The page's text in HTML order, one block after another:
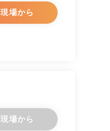
現場から
現場から